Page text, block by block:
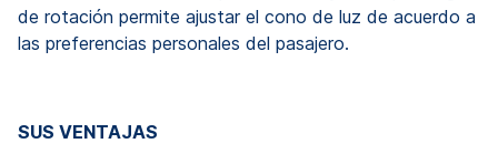
de rotación permite ajustar el cono de luz de acuerdo a
las preferencias personales del pasajero.
SUS VENTAJAS